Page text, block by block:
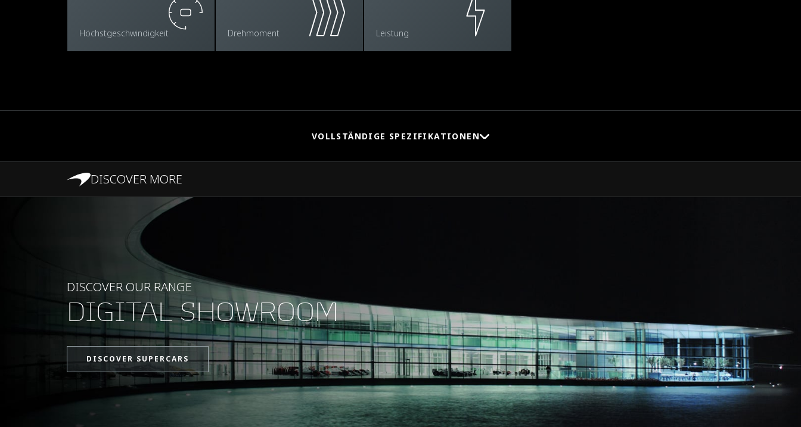
Höchstgeschwindigkeit Drehmoment Leistung
VOLLSTÄNDIGE SPEZIFIKATIONEN
LEISTUNG
0-200KM/H (124MPH)
9,2 s (9,0 s MIT CORSA-
RENNREIFEN)
0-400M (¼ MILE) 11,0 S BEI 214 KM/H (133 MPH)
DISCOVER MORE
DISCOVER OUR RANGE
DIGITAL SHOWROOM
DISCOVER SUPERCARS